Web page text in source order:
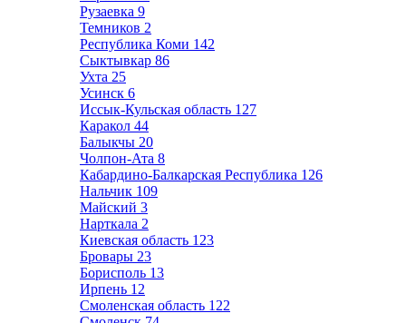
Рузаевка 9
Темников 2
Республика Коми 142
Сыктывкар 86
Ухта 25
Усинск 6
Иссык-Кульская область 127
Каракол 44
Балыкчы 20
Чолпон-Ата 8
Кабардино-Балкарская Республика 126
Нальчик 109
Майский 3
Нарткала 2
Киевская область 123
Бровары 23
Борисполь 13
Ирпень 12
Смоленская область 122